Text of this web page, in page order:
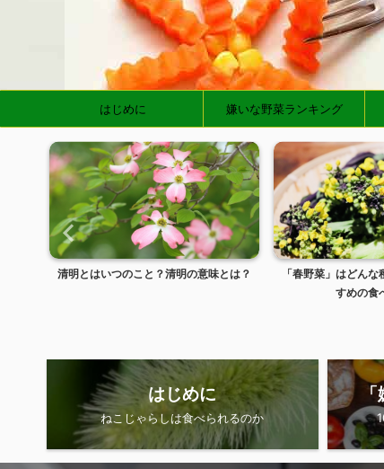
はじめに 嫌いな野菜ランキング
「春野菜」はどんな種類があるの？おす
ディズニーランド
トラクショ
はじめに
ねこじゃらしは食べられるのか